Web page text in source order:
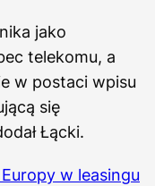
jako
telekomu, a
w postaci wpisu
się
Łącki.
w leasingu